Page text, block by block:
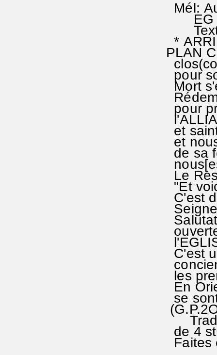
Mél:
EG
Texte
*
PLAN
pour
Mort
pour
et
et
de sa
Le
"Et
C'est
C'est
les
En
se
de 4
Faites